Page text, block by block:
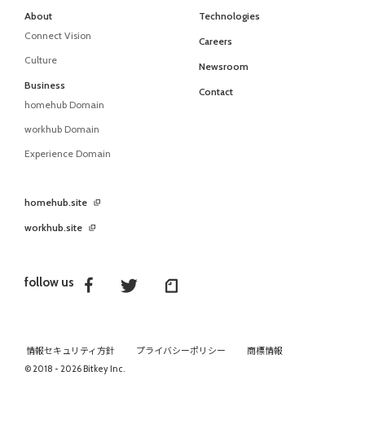
follow us
About
Connect Vision
Culture
Business
homehub Domain
workhub Domain
Experience Domain
Technologies
Careers
Newsroom
Contact
homehub.site
workhub.site
情報セキュリティ方針 プライバシーポリシー
商標情報
© 2018 - 2026 Bitkey Inc.